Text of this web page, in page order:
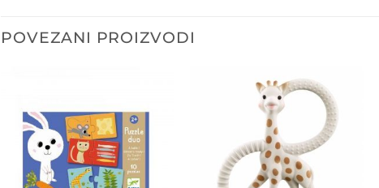
POVEZANI PROIZVODI
Dodajte
na listu
želja
Dodajte
na listu
želja